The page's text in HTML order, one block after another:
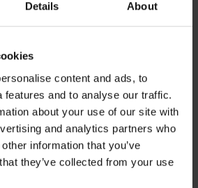
Details About
content and ads, to
features and to analyse our traffic.
about your use of our site with
and analytics partners who
information that you’ve
they’ve collected from your use
-25 % ALL25
Bawełniana piżama damska
Sabrina z krótkimi nogawk...